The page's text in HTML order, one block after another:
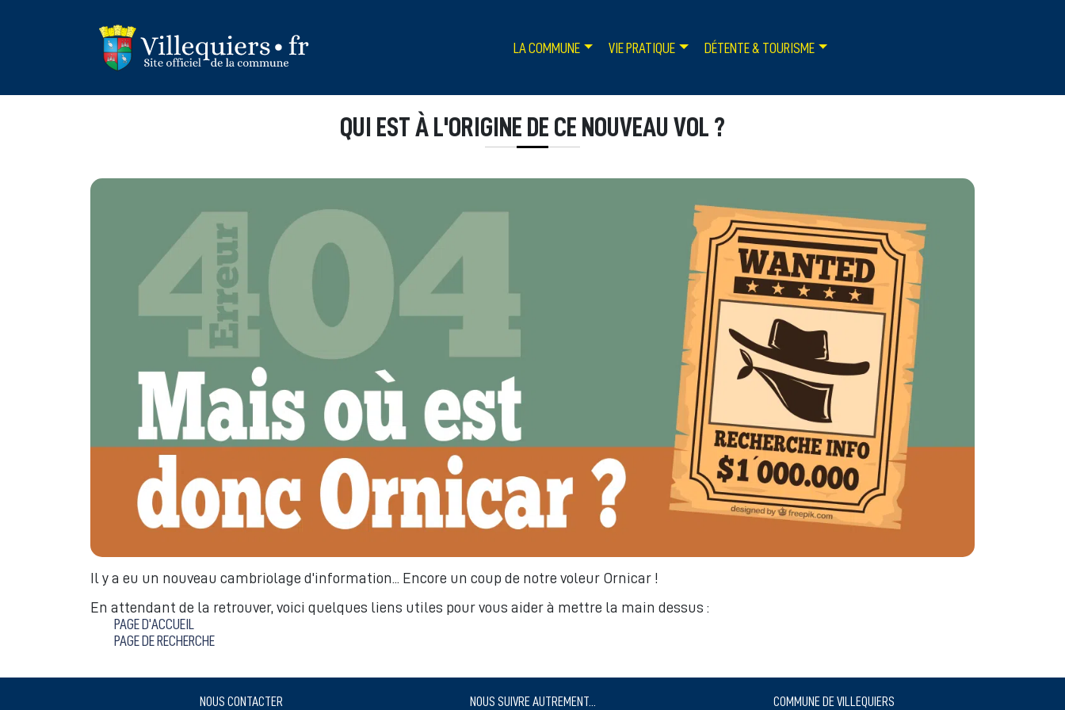
LA COMMUNE VIE PRATIQUE DÉTENTE & TOURISME
QUI EST À L'ORIGINE DE CE NOUVEAU VOL ?
Il y a eu un nouveau cambriolage d'information... Encore un coup de notre voleur Ornicar !
En attendant de la retrouver, voici quelques liens utiles pour vous aider à mettre la main dessus :
PAGE D'ACCUEIL
PAGE DE RECHERCHE
NOUS CONTACTER NOUS SUIVRE AUTREMENT... COMMUNE DE VILLEQUIERS